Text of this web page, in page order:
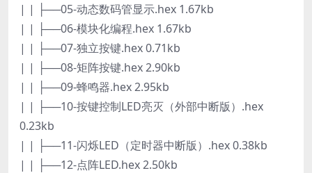
| | ├──05-动态数码管显示.hex 1.67kb
| | ├──06-模块化编程.hex 1.67kb
| | ├──07-独立按键.hex 0.71kb
| | ├──08-矩阵按键.hex 2.90kb
| | ├──09-蜂鸣器.hex 2.95kb
| | ├──10-按键控制LED亮灭（外部中断版）.hex
0.23kb
| | ├──11-闪烁LED（定时器中断版）.hex 0.38kb
| | ├──12-点阵LED.hex 2.50kb